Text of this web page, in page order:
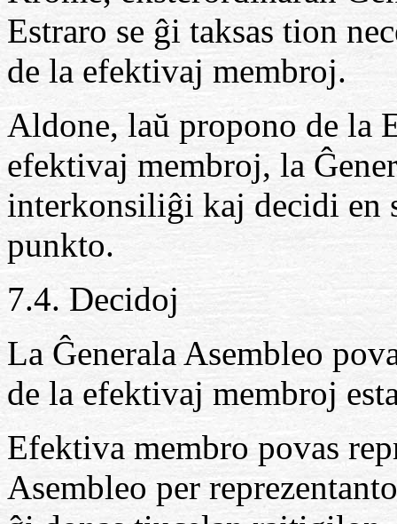
Estraro se ĝi taksas tion
de la efektivaj membroj.
Aldone, laŭ propono de la
efektivaj membroj, la
interkonsiliĝi kaj decidi en
punkto.
7.4. Decidoj
La Ĝenerala Asembleo
de la efektivaj membroj
Efektiva membro povas
Asembleo per